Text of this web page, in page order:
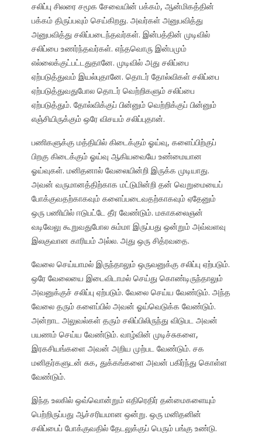
சலிப்பு சிலரை சமூக சேவையின் பக்கம், ஆன்மிகத்தின்
பக்கம் திருப்பவும் செய்கிறது. அவர்கள் அனுபவித்து
அனுபவித்து சலிப்படைந்தவர்கள். இன்பத்தின் முடிவில்
சலிப்பை உணர்ந்தவர்கள். எந்தவொரு இன்பமும்
எல்லைக்குட்பட்டதுதானே. முடிவில் அது சலிப்பை
ஏற்படுத்துவம் இயல்புதானே. தொடர் தோல்விகள் சலிப்பை
ஏற்படுத்துவதுபோல தொடர் வெற்றிகளும் சலிப்பை
ஏற்படுத்தும். தோல்விக்குப் பின்னும் வெற்றிக்குப் பின்னும்
எஞ்சியிருக்கும் ஒரே விசயம் சலிப்புதான்.
பணிகளுக்கு மத்தியில் கிடைக்கும் ஓய்வு, களைப்பிற்குப்
பிறகு கிடைக்கும் ஓய்வு ஆகியவையே உண்மையான
ஓய்வுகள். மனிதனால் வேலையின்றி இருக்க முடியாது.
அவன் வருமானத்திற்காக மட்டுமின்றி தன் வெறுமையைப்
போக்குவதற்காகவும் களைப்படைவதற்காகவும் ஏதேனும்
ஒரு பணியில் ஈடுபட்டே தீர வேண்டும். மகாகலைஞன்
வடிவேலு கூறுவதுபோல சும்மா இருப்பது ஒன்றும் அவ்வளவு
இலகுவான காரியம் அல்ல. அது ஒரு சித்ரவதை.
வேலை செய்யாமல் இருந்தாலும் ஒருவனுக்கு சலிப்பு ஏற்படும்.
ஒரே வேலையை இடைவிடாமல் செய்து கொண்டிருந்தாலும்
அவனுக்குச் சலிப்பு ஏற்படும். வேலை செய்ய வேண்டும். அந்த
வேலை தரும் களைப்பில் அவன் ஓய்வெடுக்க வேண்டும்.
அன்றாட அலுவல்கள் தரும் சலிப்பிலிருந்து விடுபட அவன்
பயணம் செய்ய வேண்டும். வாழ்வின் முடிச்சுகளை,
இரகசியங்களை அவன் அறிய முற்பட வேண்டும். சக
மனிதர்களுடன் சுக, துக்கங்களை அவன் பகிர்ந்து கொள்ள
வேண்டும்.
இந்த உலகில் ஒவ்வொன்றும் எதிரெதிர் தன்மைகளையும்
பெற்றிருப்பது ஆச்சரியமான ஒன்று. ஒரு மனிதனின்
சலிப்பைப் போக்குவதில் தேடலுக்குப் பெரும் பங்கு உண்டு.